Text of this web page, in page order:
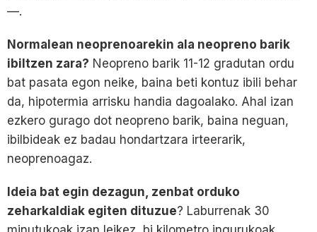
—.
Normalean neoprenoarekin ala neopreno barik
ibiltzen zara? Neopreno barik 11-12 gradutan ordu
bat pasata egon neike, baina beti kontuz ibili behar
da, hipotermia arrisku handia dagoalako. Ahal izan
ezkero gurago dot neopreno barik, baina neguan,
ibilbideak ez badau hondartzara irteerarik,
neoprenoagaz.
Ideia bat egin dezagun, zenbat orduko
zeharkaldiak egiten dituzue? Laburrenak 30